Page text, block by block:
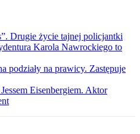
Drugie życie tajnej policjantki
Karola Nawrockiego to
podziały na prawicy. Zastępuje
Eisenbergiem. Aktor